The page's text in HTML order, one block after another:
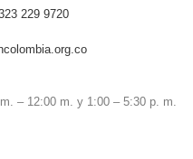
229 9720
– 12:00 m. y 1:00 – 5:30 p. m.